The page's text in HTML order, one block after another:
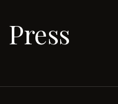
Press